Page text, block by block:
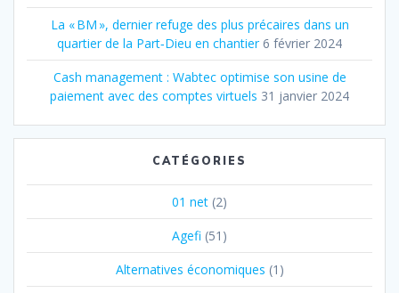
La « BM », dernier refuge des plus précaires dans un
quartier de la Part‐Dieu en chantier 6 février 2024
Cash management : Wabtec optimise son usine de
paiement avec des comptes virtuels 31 janvier 2024
CATÉGORIES
01 net (2)
Agefi (51)
Alternatives économiques (1)